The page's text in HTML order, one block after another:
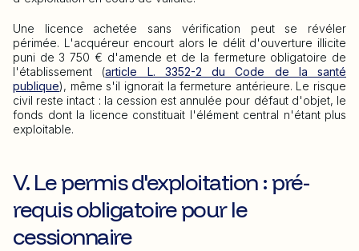
Une licence achetée sans vérification peut se révéler
périmée. L'acquéreur encourt alors le délit d'ouverture illicite
puni de 3 750 € d'amende et de la fermeture obligatoire de
l'établissement (article L. 3352-2 du Code de la santé
publique), même s'il ignorait la fermeture antérieure. Le risque
civil reste intact : la cession est annulée pour défaut d'objet, le
fonds dont la licence constituait l'élément central n'étant plus
exploitable.
V. Le permis d'exploitation : pré-
requis obligatoire pour le
cessionnaire